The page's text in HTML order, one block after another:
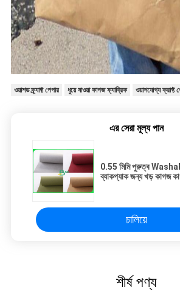
ওয়াশড ক্র্যাফ্ট পেপার ধুয়ে যাওয়া কাগজ ফ্যাব্রিক ওয়াশযোগ্য ক্রাফ্ট
এর সেরা মূল্য পান
0.55 মিমি পুরুত্ব
ব্যাকপ্যাক জন্য খড় কাগজ
চালিয়ে
শীর্ষ পণ্য